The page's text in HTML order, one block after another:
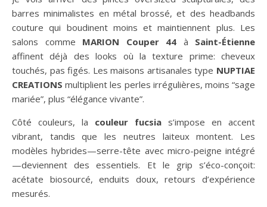
barres minimalistes en métal brossé, et des headbands
couture qui boudinent moins et maintiennent plus. Les
salons comme MARION Couper 44 à Saint-Étienne
affinent déjà des looks où la texture prime: cheveux
touchés, pas figés. Les maisons artisanales type NUPTIAE
CREATIONS multiplient les perles irrégulières, moins “sage
mariée”, plus “élégance vivante”.
Côté couleurs, la couleur fucsia s’impose en accent
vibrant, tandis que les neutres laiteux montent. Les
modèles hybrides—serre-tête avec micro-peigne intégré
—deviennent des essentiels. Et le grip s’éco-conçoit:
acétate biosourcé, enduits doux, retours d’expérience
mesurés.